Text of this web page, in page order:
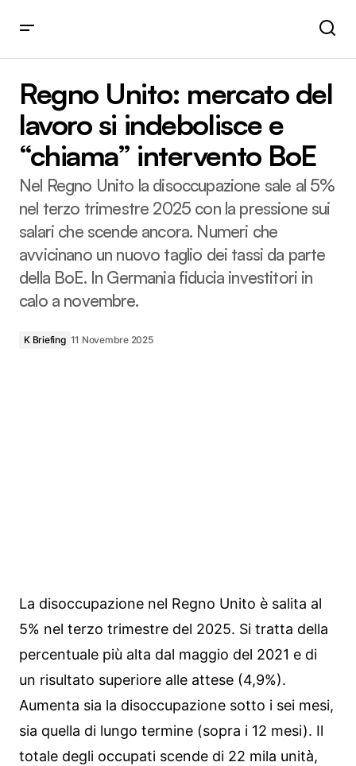
intervento BoE
Regno Unito: mercato del
lavoro si indebolisce e
“chiama” intervento BoE
Nel Regno Unito la disoccupazione sale al 5%
nel terzo trimestre 2025 con la pressione sui
salari che scende ancora. Numeri che
avvicinano un nuovo taglio dei tassi da parte
della BoE. In Germania fiducia investitori in
calo a novembre.
K Briefing 11 Novembre 2025
La disoccupazione nel Regno Unito è salita al
5% nel terzo trimestre del 2025. Si tratta della
percentuale più alta dal maggio del 2021 e di
un risultato superiore alle attese (4,9%).
Aumenta sia la disoccupazione sotto i sei mesi,
sia quella di lungo termine (sopra i 12 mesi). Il
totale degli occupati scende di 22 mila unità,